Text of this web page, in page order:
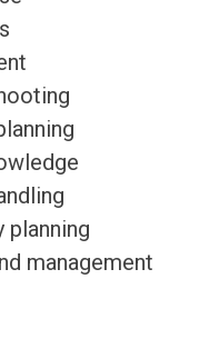
planning
management